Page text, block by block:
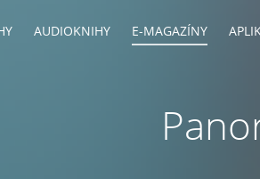
AUDIOKNIHY E-MAGAZÍNY